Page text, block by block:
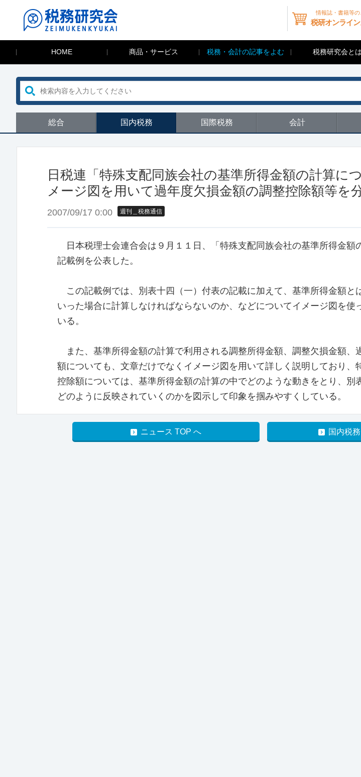
情報誌・書籍等の
税研オンライ
HOME 商品・サービス 税務・会計の記事をよむ 税務研究会とは
総合 国内税務 国際税務 会計
日税連「特殊支配同族会社の基準所得金額の計算に
メージ図を用いて過年度欠損金額の調整控除額等を
2007/09/17 0:00 週刊＿税務通信
日本税理士会連合会は９月１１日、「特殊支配同族会社の基準所得金額
記載例を公表した。
この記載例では、別表十四（一）付表の記載に加えて、基準所得金額と
いった場合に計算しなければならないのか、などについてイメージ図を使
いる。
また、基準所得金額の計算で利用される調整所得金額、調整欠損金額、
額についても、文章だけでなくイメージ図を用いて詳しく説明しており、
控除額については、基準所得金額の計算の中でどのような動きをとり、別
どのように反映されていくのかを図示して印象を掴みやすくしている。
ニュース TOP へ 国内税